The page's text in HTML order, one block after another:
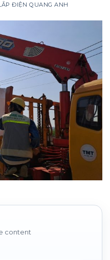
ĐIỆN QUANG ANH
content